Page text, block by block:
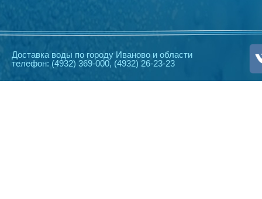
Доставка воды по городу Иваново и области
телефон: (4932) 369-000, (4932) 26-23-23